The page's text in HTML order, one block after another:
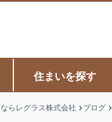
住まいを探す
らレグラス株式会社 ブログ